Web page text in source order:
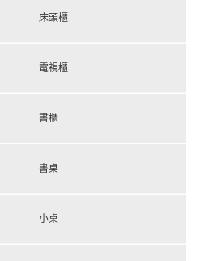
床頭櫃
電視櫃
書櫃
書桌
小桌